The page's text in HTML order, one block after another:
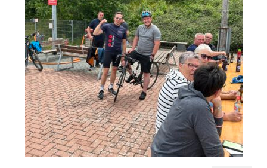
Fahrzeuge & Technik
Stützpunkt
Einsatzfahrzeuge
Einsatzleitwagen ELW 1
Hilfeleistungslöschgruppenfahrzeug HLF
20
Drehleiter DLK 23/12